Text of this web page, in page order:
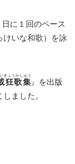
に１回のペース
けいな和歌）を詠
狂歌集
きょうかしゅう
』を出版
ました。